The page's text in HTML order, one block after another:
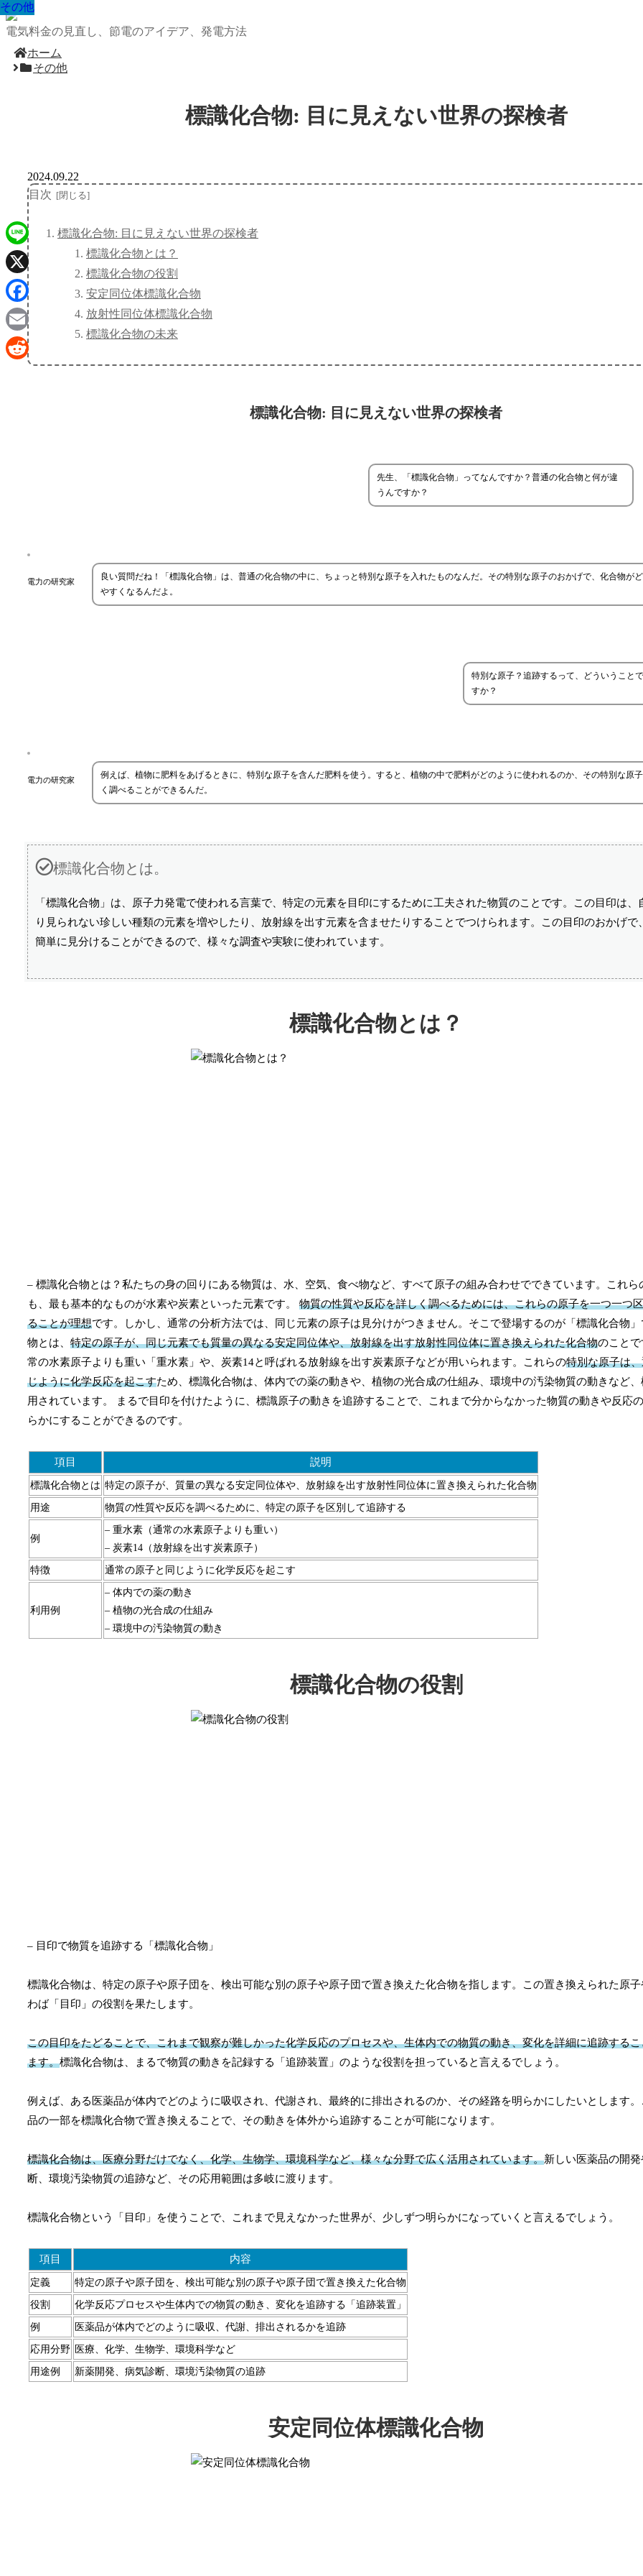
電気料金の見直し、節電のアイデア、発電方法
ホーム
その他
標識化合物: 目に見えない世界の探検者
その他
2024.09.22
目次
標識化合物: 目に見えない世界の探検者
標識化合物とは？
標識化合物の役割
安定同位体標識化合物
放射性同位体標識化合物
標識化合物の未来
標識化合物: 目に見えない世界の探検者
先生、「標識化合物」ってなんですか？普通の化合物と何が違
うんですか？
電力の研究家
良い質問だね！「標識化合物」は、普通の化合物の中に、ちょっと特別な原子を入れたものなんだ。その特別な原子のおかげで、化合物が
やすくなるんだよ。
特別な原子？追跡するって、どういうことで
すか？
電力の研究家
例えば、植物に肥料をあげるときに、特別な原子を含んだ肥料を使う。すると、植物の中で肥料がどのように使われるのか、その特別な原
く調べることができるんだ。
標識化合物とは。
「標識化合物」は、原子力発電で使われる言葉で、特定の元素を目印にするために工夫された物質のことです。この目印は、
り見られない珍しい種類の元素を増やしたり、放射線を出す元素を含ませたりすることでつけられます。この目印のおかげで
簡単に見分けることができるので、様々な調査や実験に使われています。
標識化合物とは？
– 標識化合物とは？私たちの身の回りにある物質は、水、空気、食べ物など、すべて原子の組み合わせでできています。これら
も、最も基本的なものが水素や炭素といった元素です。 物質の性質や反応を詳しく調べるためには、これらの原子を一つ一つ
ることが理想です。しかし、通常の分析方法では、同じ元素の原子は見分けがつきません。そこで登場するのが「標識化合物
物とは、 特定の原子が、同じ元素でも質量の異なる安定同位体や、放射線を出す放射性同位体に置き換えられた化合物のことで
常の水素原子よりも重い「重水素」や、炭素14と呼ばれる放射線を出す炭素原子などが用いられます。これらの特別な原子は
じように化学反応を起こすため、標識化合物は、体内での薬の動きや、植物の光合成の仕組み、環境中の汚染物質の動きなど、
用されています。 まるで目印を付けたように、標識原子の動きを追跡することで、これまで分からなかった物質の動きや反応
らかにすることができるのです。
項目 説明
標識化合物とは 特定の原子が、質量の異なる安定同位体や、放射線を出す放射性同位体に置き換えられた化合物
用途 物質の性質や反応を調べるために、特定の原子を区別して追跡する
例
– 重水素（通常の水素原子よりも重い）
– 炭素14（放射線を出す炭素原子）
特徴 通常の原子と同じように化学反応を起こす
利用例
– 体内での薬の動き
– 植物の光合成の仕組み
– 環境中の汚染物質の動き
標識化合物の役割
– 目印で物質を追跡する「標識化合物」
標識化合物は、特定の原子や原子団を、検出可能な別の原子や原子団で置き換えた化合物を指します。この置き換えられた原
わば「目印」の役割を果たします。
この目印をたどることで、これまで観察が難しかった化学反応のプロセスや、生体内での物質の動き、変化を詳細に追跡する
ます。標識化合物は、まるで物質の動きを記録する「追跡装置」のような役割を担っていると言えるでしょう。
例えば、ある医薬品が体内でどのように吸収され、代謝され、最終的に排出されるのか、その経路を明らかにしたいとします
品の一部を標識化合物で置き換えることで、その動きを体外から追跡することが可能になります。
標識化合物は、医療分野だけでなく、化学、生物学、環境科学など、様々な分野で広く活用されています。新しい医薬品の開
断、環境汚染物質の追跡など、その応用範囲は多岐に渡ります。
標識化合物という「目印」を使うことで、これまで見えなかった世界が、少しずつ明らかになっていくと言えるでしょう。
項目 内容
定義 特定の原子や原子団を、検出可能な別の原子や原子団で置き換えた化合物
役割 化学反応プロセスや生体内での物質の動き、変化を追跡する「追跡装置」
例 医薬品が体内でどのように吸収、代謝、排出されるかを追跡
応用分野 医療、化学、生物学、環境科学など
用途例 新薬開発、病気診断、環境汚染物質の追跡
安定同位体標識化合物
その他
その他
その他
その他
その他
その他
その他
その他
Line
X
Facebook
Email